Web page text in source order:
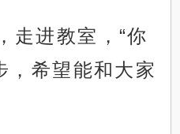
走进教室，“你
，希望能和大家